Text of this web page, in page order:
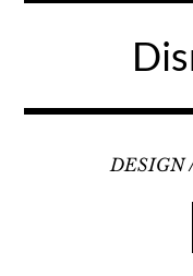
DESIGN